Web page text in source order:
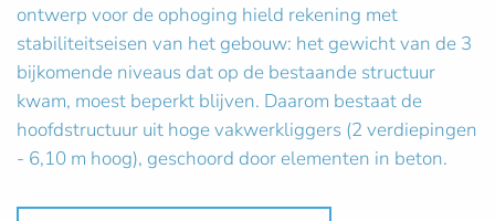
ontwerp voor de ophoging hield rekening met
stabiliteitseisen van het gebouw: het gewicht van de 3
bijkomende niveaus dat op de bestaande structuur
kwam, moest beperkt blijven. Daarom bestaat de
hoofdstructuur uit hoge vakwerkliggers (2 verdiepingen
- 6,10 m hoog), geschoord door elementen in beton.